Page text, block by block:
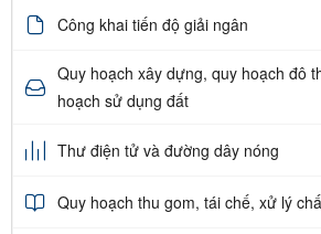
Công khai tiến độ giải ngân
Quy hoạch xây dựng, quy hoạch đô
hoạch sử dụng đất
Thư điện tử và đường dây nóng
Quy hoạch thu gom, tái chế, xử lý